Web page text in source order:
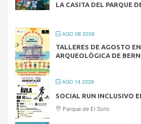
LA CASITA DEL PARQUE
AGO 08 2026
TALLERES DE AGOSTO
ARQUEOLÓGICA DE
AGO 14 2026
SOCIAL RUN INCLUSIVO
Parque de El Soto